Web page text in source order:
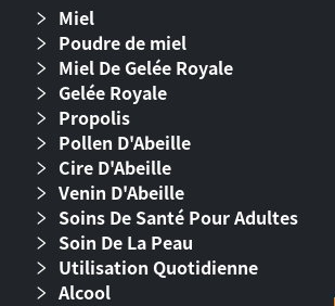
Miel
Poudre de miel
Miel De Gelée Royale
Gelée Royale
Propolis
Pollen D'Abeille
Cire D'Abeille
Venin D'Abeille
Soins De Santé Pour Adultes
Soin De La Peau
Utilisation Quotidienne
Alcool